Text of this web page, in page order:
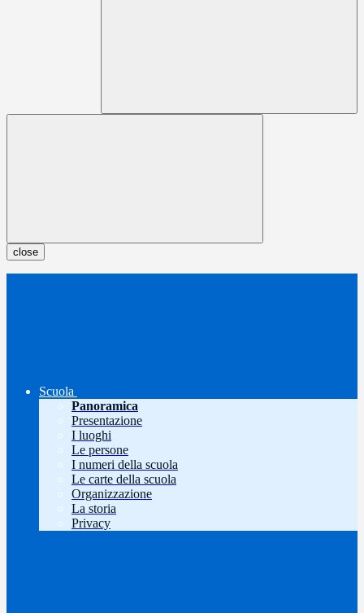
close
Scuola
Panoramica
Presentazione
I luoghi
Le persone
I numeri della scuola
Le carte della scuola
Organizzazione
La storia
Privacy